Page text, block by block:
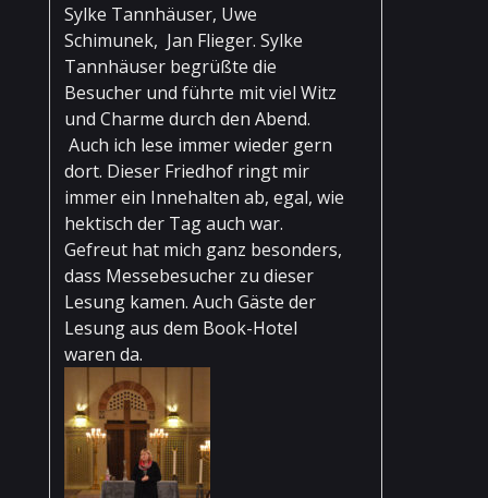
Sylke Tannhäuser, Uwe
Schimunek, Jan Flieger. Sylke
Tannhäuser begrüßte die
Besucher und führte mit viel Witz
und Charme durch den Abend.
Auch ich lese immer wieder gern
dort. Dieser Friedhof ringt mir
immer ein Innehalten ab, egal, wie
hektisch der Tag auch war.
Gefreut hat mich ganz besonders,
dass Messebesucher zu dieser
Lesung kamen. Auch Gäste der
Lesung aus dem Book-Hotel
waren da.